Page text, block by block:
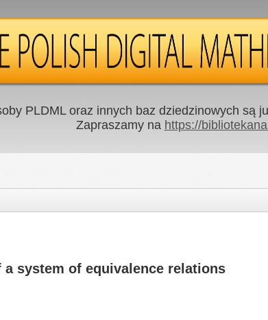
PLDML oraz innych baz dziedzinowych są
Zapraszamy na https://
system of equivalence relations